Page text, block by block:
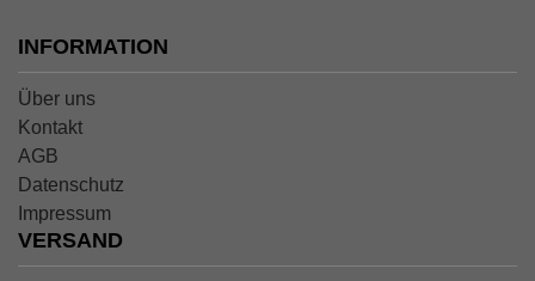
INFORMATION
Über uns
Kontakt
AGB
Datenschutz
Impressum
VERSAND